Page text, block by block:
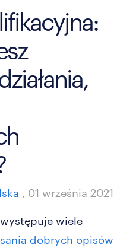
, 01 września 2021
wiele
dobrych opisów